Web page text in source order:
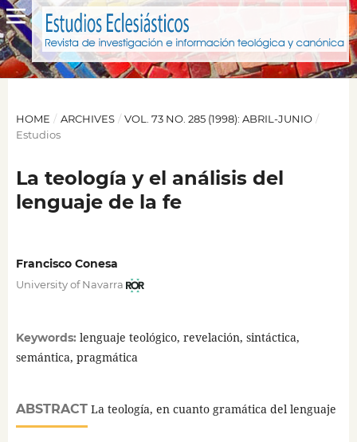
HOME / ARCHIVES / VOL. 73 NO. 285 (1998): ABRIL-JUNIO /
Estudios
La teología y el análisis del
lenguaje de la fe
Francisco Conesa
University of Navarra
Keywords: lenguaje teológico, revelación, sintáctica,
semántica, pragmática
ABSTRACTLa teología, en cuanto gramática del lenguaje